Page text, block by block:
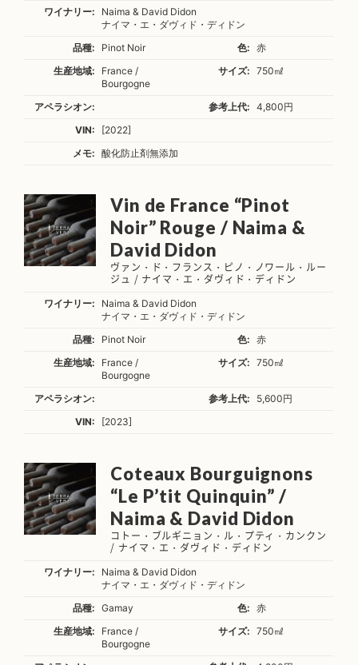
ワイナリー:
Naima & David Didon
ナイマ・エ・ダヴィド・ディドン
品種:
Pinot Noir 色:
赤
生産地域:
France /
Bourgogne
サイズ: 750㎖
アペラシオン: 参考上代:
4,800円
VIN:
[2022]
メモ:
酸化防止剤無添加
Vin de France “Pinot
Noir” Rouge / Naima &
David Didon
ヴァン・ド・フランス・ピノ・ノワール・ルー
ジュ / ナイマ・エ・ダヴィド・ディドン
ワイナリー:
Naima & David Didon
ナイマ・エ・ダヴィド・ディドン
品種:
Pinot Noir 色:
赤
生産地域:
France /
Bourgogne
サイズ: 750㎖
アペラシオン: 参考上代:
5,600円
VIN:
[2023]
Coteaux Bourguignons
“Le P’tit Quinquin” /
Naima & David Didon
コトー・ブルギニョン・ル・プティ・カンクン
/ ナイマ・エ・ダヴィド・ディドン
ワイナリー:
Naima & David Didon
ナイマ・エ・ダヴィド・ディドン
品種:
Gamay 色:
赤
生産地域:
France /
Bourgogne
サイズ: 750㎖